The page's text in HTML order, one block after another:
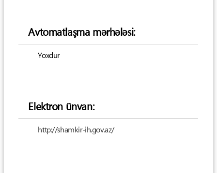
Avtomatlaşma mərhələsi:
Yoxdur
Elektron ünvan:
http://shamkir-ih.gov.az/